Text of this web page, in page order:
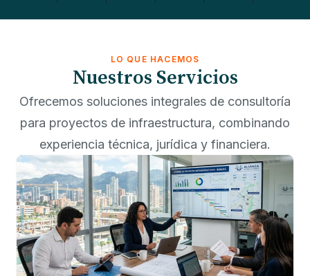
LO QUE HACEMOS
Nuestros Servicios
Ofrecemos soluciones integrales de consultoría
para proyectos de infraestructura, combinando
experiencia técnica, jurídica y financiera.